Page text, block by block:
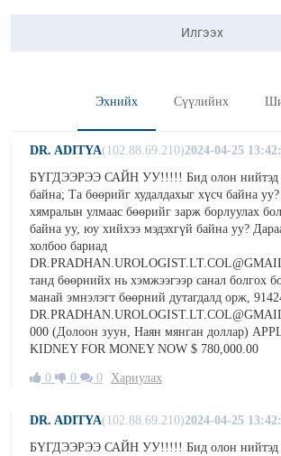
Илгээх
Эхнийх Сүүлийнх
DR. ADITYA(102.88.69.210)2024-04-25
БҮГДЭЭРЭЭ САЙН УУ!!!!! Бид олон нийтэд
байна; Та бөөрийг худалдахыг хүсч байна
хямралын улмаас бөөрийг зарж борлуулах
байна уу, юу хийхээ мэдэхгүй байна уу?
холбоо бариад
танд бөөрнийх нь хэмжээгээр санал болгох
манай эмнэлэгт бөөрний дутагдалд орж,
000 (Долоон зуун, Наян мянган доллар)
KIDNEY FOR MONEY NOW $ 780,000.00
0 0 0 Хариулах
DR. ADITYA(102.88.69.210)2024-04-25
БҮГДЭЭРЭЭ САЙН УУ!!!!! Бид олон нийтэд